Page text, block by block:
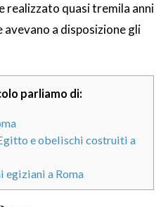
realizzato quasi tremila anni
a disposizione gli
parliamo di:
e obelischi costruiti a
egiziani a Roma